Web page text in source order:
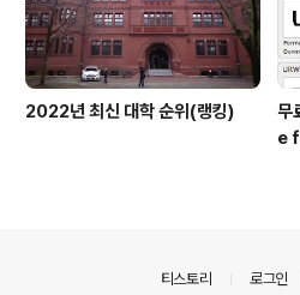
2022년 최신 대학 순위(랭킹)
무
e
티스토리 로그인